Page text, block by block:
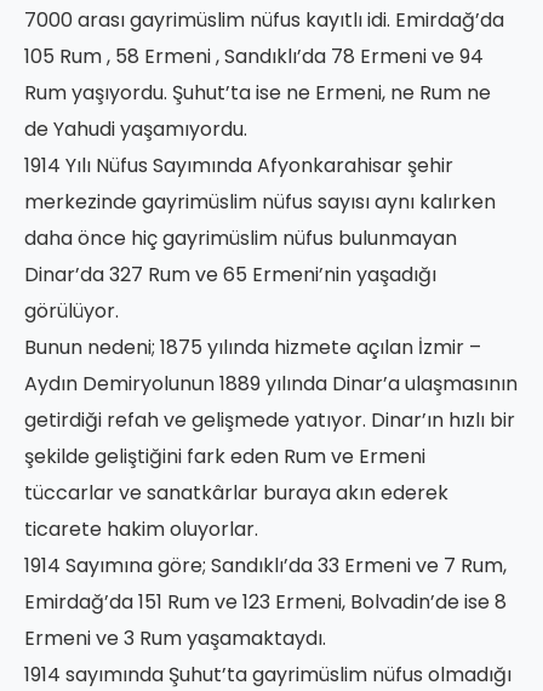
7000 arası gayrimüslim nüfus kayıtlı idi. Emirdağ’da
105 Rum , 58 Ermeni , Sandıklı’da 78 Ermeni ve 94
Rum yaşıyordu. Şuhut’ta ise ne Ermeni, ne Rum ne
de Yahudi yaşamıyordu.
1914 Yılı Nüfus Sayımında Afyonkarahisar şehir
merkezinde gayrimüslim nüfus sayısı aynı kalırken
daha önce hiç gayrimüslim nüfus bulunmayan
Dinar’da 327 Rum ve 65 Ermeni’nin yaşadığı
görülüyor.
Bunun nedeni; 1875 yılında hizmete açılan İzmir –
Aydın Demiryolunun 1889 yılında Dinar’a ulaşmasının
getirdiği refah ve gelişmede yatıyor. Dinar’ın hızlı bir
şekilde geliştiğini fark eden Rum ve Ermeni
tüccarlar ve sanatkârlar buraya akın ederek
ticarete hakim oluyorlar.
1914 Sayımına göre; Sandıklı’da 33 Ermeni ve 7 Rum,
Emirdağ’da 151 Rum ve 123 Ermeni, Bolvadin’de ise 8
Ermeni ve 3 Rum yaşamaktaydı.
1914 sayımında Şuhut’ta gayrimüslim nüfus olmadığı